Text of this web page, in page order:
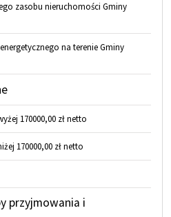
zasobu nieruchomości Gminy
na terenie Gminy
170000,00 zł netto
170000,00 zł netto
przyjmowania i